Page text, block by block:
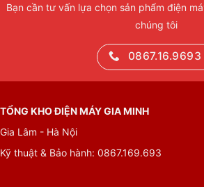
Bạn cần tư vấn lựa chọn sản phẩm điện
chúng tôi
0867.16.9693
TỔNG KHO ĐIỆN MÁY GIA MINH
Gia Lâm - Hà Nội
Kỹ thuật & Bảo hành: 0867.169.693